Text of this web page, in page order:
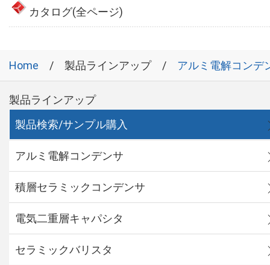
カタログ(全ページ)
Home 製品ラインアップ アルミ電解コンデ
製品ラインアップ
製品検索/サンプル購入
アルミ電解コンデンサ
積層セラミックコンデンサ
電気二重層キャパシタ
セラミックバリスタ